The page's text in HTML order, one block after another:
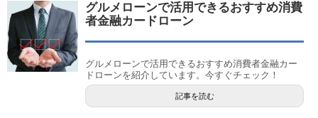
グルメローンで活用できるおすすめ消費
者金融カードローン
グルメローンで活用できるおすすめ消費者金融カー
ドローンを紹介しています。今すぐチェック！
記事を読む